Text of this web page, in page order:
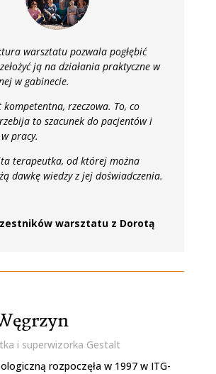
warsztatu pozwala pogłębić
ją na działania praktyczne w
w gabinecie.
rzeczowa. To, co
to szacunek do pacjentów i
pracy.
terapeutka, od której można
dawkę wiedzy z jej doświadczenia.
warsztatu z Dorotą
i superwizorka Gestalt
rozpoczęła w 1997 w ITG-